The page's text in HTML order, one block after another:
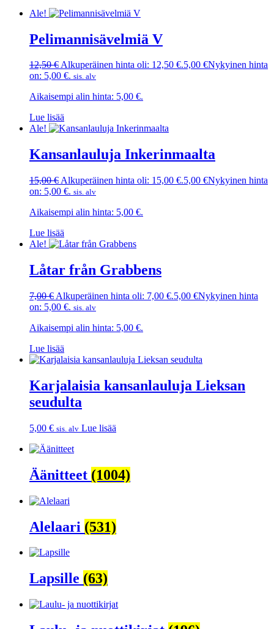
Ale!
Pelimannisävelmiä V
12,50€Alkuperäinen hinta oli: 12,50 €.5,00 €Nykyinen hinta
on: 5,00 €. sis. alv
Aikaisempi alin hinta: 5,00 €.
Lue lisää
Ale!
Kansanlauluja Inkerinmaalta
15,00€ Alkuperäinen hinta oli: 15,00 €.5,00 €Nykyinen hinta
on: 5,00 €. sis. alv
Aikaisempi alin hinta: 5,00 €.
Lue lisää
Ale!
Låtar från Grabbens
7,00€ Alkuperäinen hinta oli: 7,00 €.5,00 €Nykyinen hinta
on: 5,00 €. sis. alv
Aikaisempi alin hinta: 5,00 €.
Lue lisää
Karjalaisia kansanlauluja Lieksan
seudulta
5,00 € sis. alv Lue lisää
Äänitteet (1004)
Alelaari (531)
Lapsille (63)